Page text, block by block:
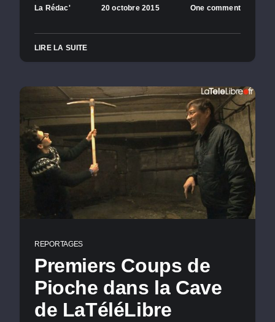
La Rédac' 20 octobre 2015 One comment
LIRE LA SUITE
REPORTAGES
Premiers Coups de
Pioche dans la Cave
de LaTéléLibre